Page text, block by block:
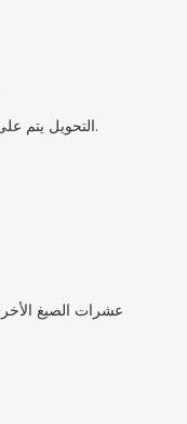
التحويل يتم على خوادم بعيدة. جهازك يبقى سريعاً.